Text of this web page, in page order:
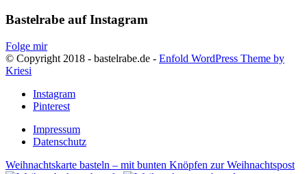
Bastelrabe auf Instagram
Folge mir
© Copyright 2018 - bastelrabe.de - Enfold WordPress Theme by
Kriesi
Instagram
Pinterest
Impressum
Datenschutz
Weihnachtskarte basteln – mit bunten Knöpfen zur Weihnachtspost